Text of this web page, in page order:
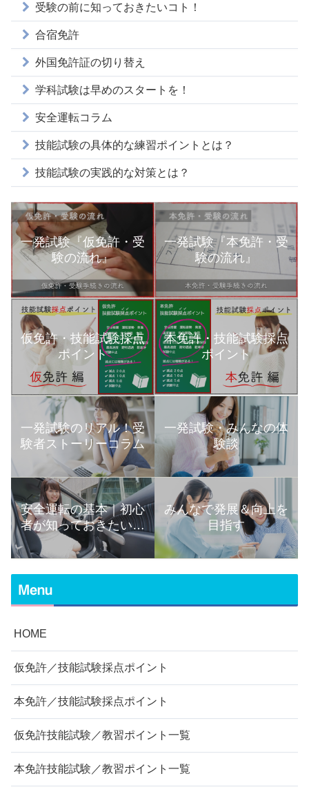
受験の前に知っておきたいコト！
合宿免許
外国免許証の切り替え
学科試験は早めのスタートを！
安全運転コラム
技能試験の具体的な練習ポイントとは？
技能試験の実践的な対策とは？
一発試験『仮免許・受
験の流れ』
一発試験『本免許・受
験の流れ』
仮免許・技能試験採点
ポイント
本免許・技能試験採点
ポイント
一発試験のリアル！受
験者ストーリーコラム
一発試験・みんなの体
験談
安全運転の基本｜初心
者が知っておきたい運
転の知識まとめ
みんなで発展＆向上を
目指す
Menu
HOME
仮免許／技能試験採点ポイント
本免許／技能試験採点ポイント
仮免許技能試験／教習ポイント一覧
本免許技能試験／教習ポイント一覧